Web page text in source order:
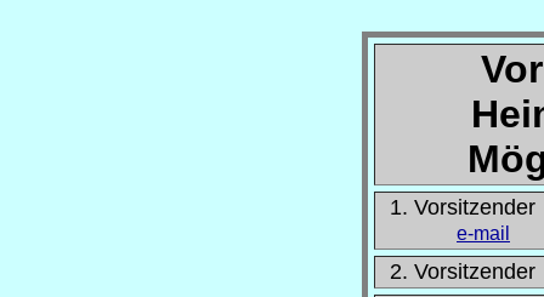
1. Vorsitzender
e-mail
2. Vorsitzender